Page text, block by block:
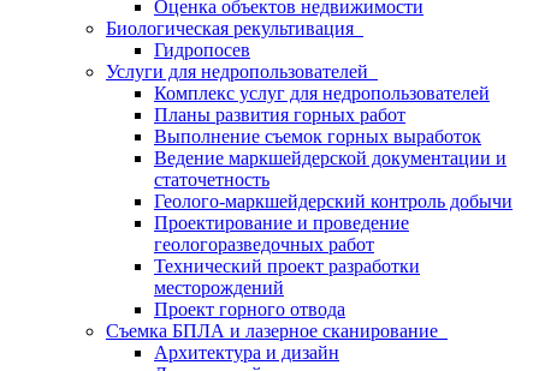
Оценка объектов недвижимости
Биологическая рекультивация
Гидропосев
Услуги для недропользователей
Комплекс услуг для недропользователей
Планы развития горных работ
Выполнение съемок горных выработок
Ведение маркшейдерской документации и
статочетность
Геолого-маркшейдерский контроль добычи
Проектирование и проведение
геологоразведочных работ
Технический проект разработки
месторождений
Проект горного отвода
Съемка БПЛА и лазерное сканирование
Архитектура и дизайн